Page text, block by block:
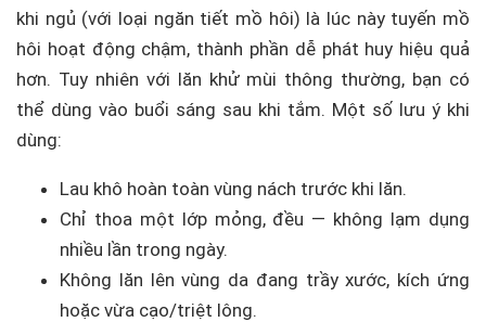
khi ngủ (với loại ngăn tiết mồ hôi) là lúc này tuyến mồ
hôi hoạt động chậm, thành phần dễ phát huy hiệu quả
hơn. Tuy nhiên với lăn khử mùi thông thường, bạn có
thể dùng vào buổi sáng sau khi tắm. Một số lưu ý khi
dùng:
Lau khô hoàn toàn vùng nách trước khi lăn.
Chỉ thoa một lớp mỏng, đều — không lạm dụng
nhiều lần trong ngày.
Không lăn lên vùng da đang trầy xước, kích ứng
hoặc vừa cạo/triệt lông.